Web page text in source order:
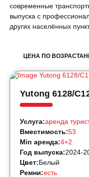
современные
выпуска с
других населённых
ЦЕНА ПО
Yutong 6128/
Услуга:аренда
Вместимость:53
Min аренда:4+2
Год выпуска:2024-
Цвет:Белый
Ремни:есть